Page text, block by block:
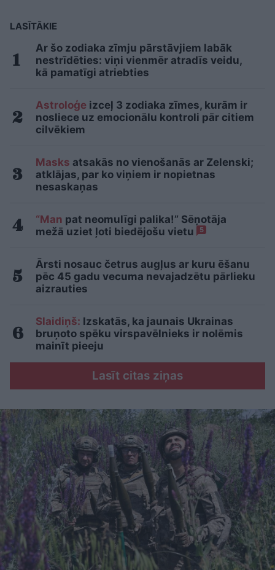
LASĪTĀKIE
Ar šo zodiaka zīmju pārstāvjiem labāk
nestrīdēties: viņi vienmēr atradīs veidu,
kā pamatīgi atriebties
Astroloģe izceļ 3 zodiaka zīmes, kurām ir
nosliece uz emocionālu kontroli pār citiem
cilvēkiem
Masks atsakās no vienošanās ar Zelenski;
atklājas, par ko viņiem ir nopietnas
nesaskaņas
“Man pat neomulīgi palika!” Sēņotāja
mežā uziet ļoti biedējošu vietu
5
Ārsti nosauc četrus augļus ar kuru ēšanu
pēc 45 gadu vecuma nevajadzētu pārlieku
aizrauties
Slaidiņš: Izskatās, ka jaunais Ukrainas
bruņoto spēku virspavēlnieks ir nolēmis
mainīt pieeju
Lasīt citas ziņas